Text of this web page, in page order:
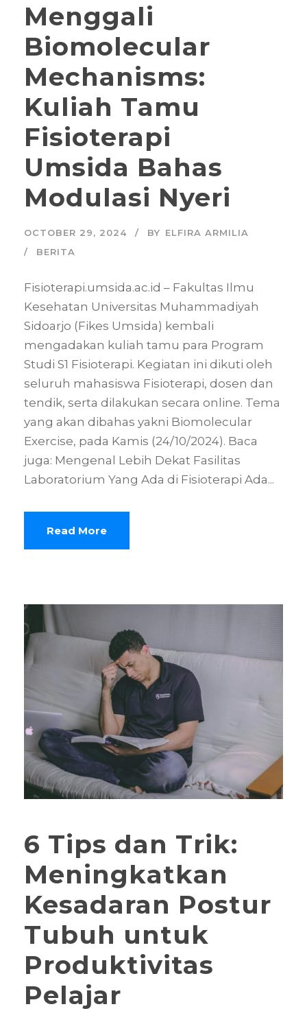
Menggali
Biomolecular
Mechanisms:
Kuliah Tamu
Fisioterapi
Umsida Bahas
Modulasi Nyeri
OCTOBER 29, 2024 BY ELFIRA ARMILIA
BERITA
Fisioterapi.umsida.ac.id – Fakultas Ilmu
Kesehatan Universitas Muhammadiyah
Sidoarjo (Fikes Umsida) kembali
mengadakan kuliah tamu para Program
Studi S1 Fisioterapi. Kegiatan ini dikuti oleh
seluruh mahasiswa Fisioterapi, dosen dan
tendik, serta dilakukan secara online. Tema
yang akan dibahas yakni Biomolecular
Exercise, pada Kamis (24/10/2024). Baca
juga: Mengenal Lebih Dekat Fasilitas
Laboratorium Yang Ada di Fisioterapi Ada...
Read More
6 Tips dan Trik:
Meningkatkan
Kesadaran Postur
Tubuh untuk
Produktivitas
Pelajar